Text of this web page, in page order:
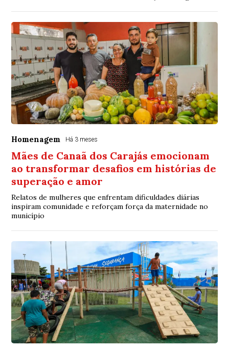
Homenagem Há 3 meses
Mães de Canaã dos Carajás emocionam
ao transformar desafios em histórias de
superação e amor
Relatos de mulheres que enfrentam dificuldades diárias
inspiram comunidade e reforçam força da maternidade no
município